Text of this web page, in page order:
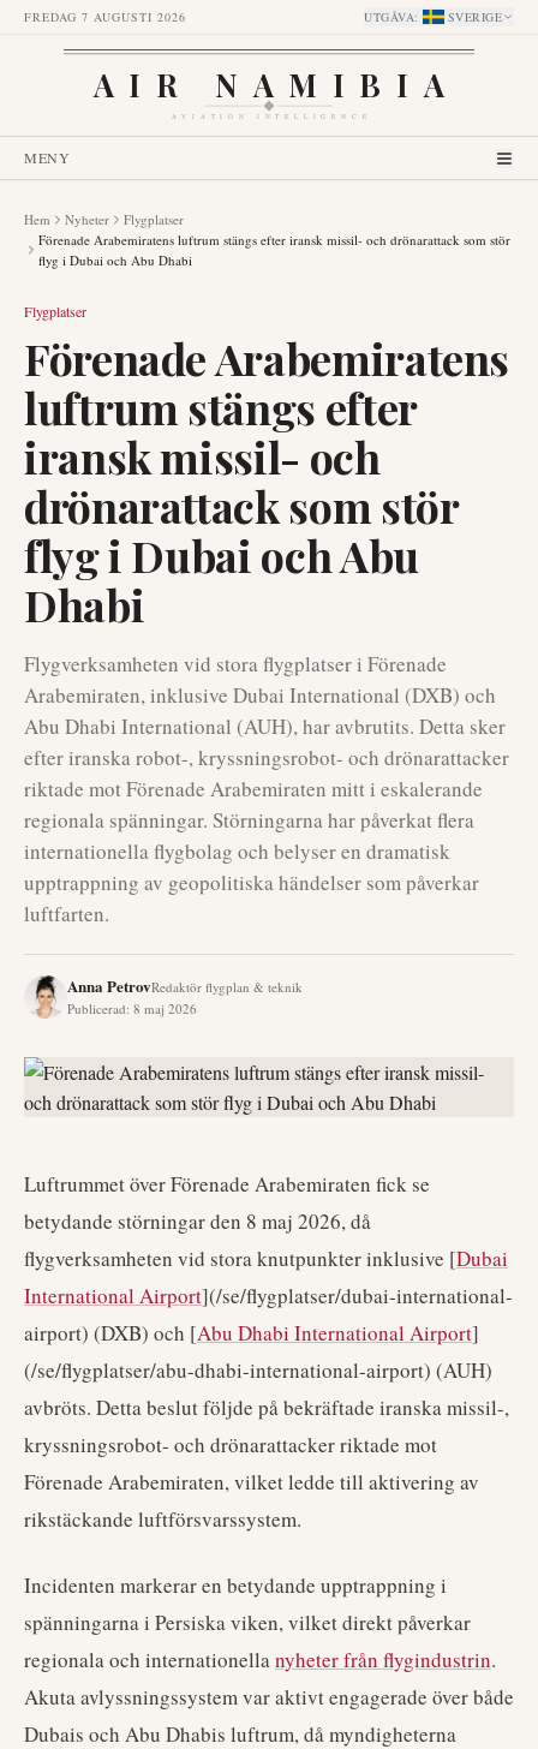
FREDAG 7 AUGUSTI 2026 UTGÅVA: SVERIGE
AIR NAMIBIA
AVIATION INTELLIGENCE
MENY
Hem Nyheter
Flygplatser
Förenade Arabemiratens luftrum stängs efter iransk missil- och drönarattack som stör
flyg i Dubai och Abu Dhabi
Flygplatser
Förenade Arabemiratens
luftrum stängs efter
iransk missil- och
drönarattack som stör
flyg i Dubai och Abu
Dhabi
Flygverksamheten vid stora flygplatser i Förenade
Arabemiraten, inklusive Dubai International (DXB) och
Abu Dhabi International (AUH), har avbrutits. Detta sker
efter iranska robot-, kryssningsrobot- och drönarattacker
riktade mot Förenade Arabemiraten mitt i eskalerande
regionala spänningar. Störningarna har påverkat flera
internationella flygbolag och belyser en dramatisk
upptrappning av geopolitiska händelser som påverkar
luftfarten.
Anna PetrovRedaktör flygplan & teknik
Publicerad: 8 maj 2026
Luftrummet över Förenade Arabemiraten fick se
betydande störningar den 8 maj 2026, då
flygverksamheten vid stora knutpunkter inklusive [Dubai
International Airport](/se/flygplatser/dubai-international-
airport) (DXB) och [Abu Dhabi International Airport]
(/se/flygplatser/abu-dhabi-international-airport) (AUH)
avbröts. Detta beslut följde på bekräftade iranska missil-,
kryssningsrobot- och drönarattacker riktade mot
Förenade Arabemiraten, vilket ledde till aktivering av
rikstäckande luftförsvarssystem.
Incidenten markerar en betydande upptrappning i
spänningarna i Persiska viken, vilket direkt påverkar
regionala och internationellanyheter från flygindustrin.
Akuta avlyssningssystem var aktivt engagerade över både
Dubais och Abu Dhabis luftrum, då myndigheterna